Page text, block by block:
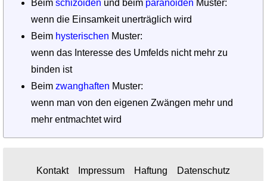
Beimschizoiden und beim paranoiden Muster:
wenn die Einsamkeit unerträglich wird
Beim hysterischen Muster:
wenn das Interesse des Umfelds nicht mehr zu
binden ist
Beimzwanghaften Muster:
wenn man von den eigenen Zwängen mehr und
mehr entmachtet wird
Kontakt Impressum Haftung Datenschutz